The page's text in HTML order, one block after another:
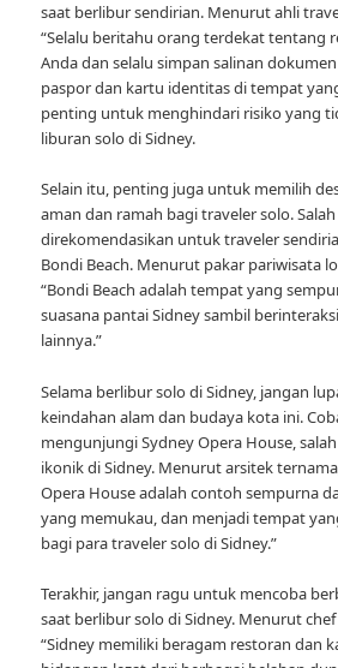
saat berlibur sendirian. Menurut ahli
“Selalu beritahu orang terdekat tentang
Anda dan selalu simpan salinan
paspor dan kartu identitas di tempat
penting untuk menghindari risiko yang
liburan solo di Sidney.
Selain itu, penting juga untuk memilih
aman dan ramah bagi traveler solo.
direkomendasikan untuk traveler
Bondi Beach. Menurut pakar pariwisata
“Bondi Beach adalah tempat yang
suasana pantai Sidney sambil
lainnya.”
Selama berlibur solo di Sidney, jangan
keindahan alam dan budaya kota ini.
mengunjungi Sydney Opera House,
ikonik di Sidney. Menurut arsitek
Opera House adalah contoh sempurna
yang memukau, dan menjadi tempat
bagi para traveler solo di Sidney.”
Terakhir, jangan ragu untuk mencoba
saat berlibur solo di Sidney. Menurut
“Sidney memiliki beragam restoran dan